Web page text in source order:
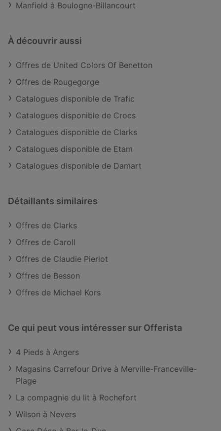
Manfield à Boulogne-Billancourt
À découvrir aussi
Offres de United Colors Of Benetton
Offres de Rougegorge
Catalogues disponible de Trafic
Catalogues disponible de Crocs
Catalogues disponible de Clarks
Catalogues disponible de Etam
Catalogues disponible de Damart
Détaillants similaires
Offres de Clarks
Offres de Caroll
Offres de Claudie Pierlot
Offres de Besson
Offres de Michael Kors
Ce qui peut vous intéresser sur Offerista
4 Pieds à Angers
Magasins Carrefour Drive à Merville-Franceville-
Plage
La compagnie du lit à Rochefort
Wilson à Nevers